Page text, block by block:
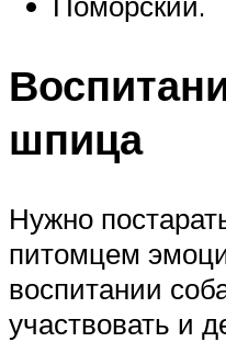
шпица
Нужно
питомцем
воспитании
участвовать и